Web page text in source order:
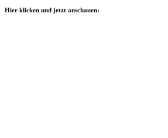
Hier klicken und jetzt anschauen: